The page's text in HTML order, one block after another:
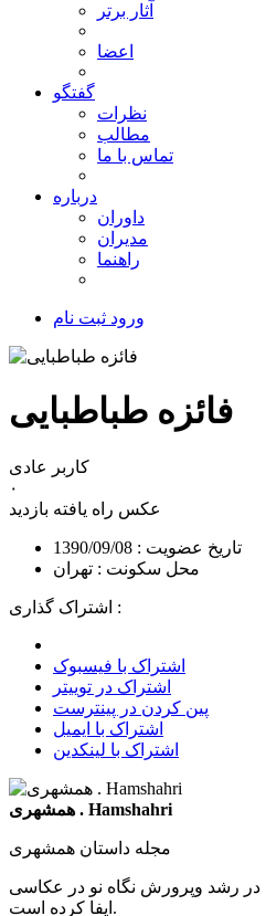
آثار برتر
اعضا
گفتگو
نظرات
مطالب
تماس با ما
درباره
داوران
مدیران
راهنما
ورود ثبت نام
فائزه طباطبایی
کاربر عادی
۰
عکس راه یافته بازدید
تاریخ عضویت : 1390/09/08
محل سکونت : تهران
اشتراک گذاری :
اشتراک با فیسبوک
اشتراک در توییتر
پین کردن در پینترست
اشتراک با ایمیل
اشتراک با لینکدین
همشهری . Hamshahri
مجله داستان همشهری
در رشد وپرورش نگاه نو در عکاسی
ایفا کرده است.